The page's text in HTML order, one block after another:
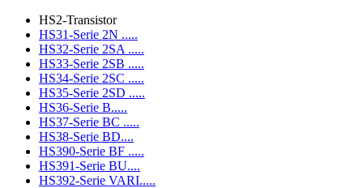
HS2-Transistor
HS31-Serie 2N .....
HS32-Serie 2SA .....
HS33-Serie 2SB .....
HS34-Serie 2SC .....
HS35-Serie 2SD .....
HS36-Serie B.....
HS37-Serie BC .....
HS38-Serie BD....
HS390-Serie BF .....
HS391-Serie BU....
HS392-Serie VARI.....